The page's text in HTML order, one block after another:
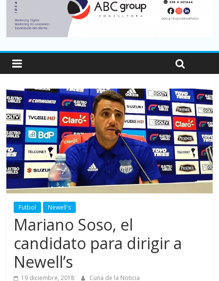
Futbol Newell's
Mariano Soso, el
candidato para dirigir a
Newell’s
19 diciembre, 2018 Cuna de la Noticia